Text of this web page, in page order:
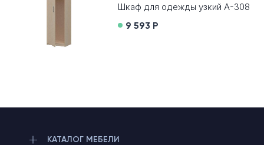
Шкаф для одежды узкий А-308
9 593 Р
КАТАЛОГ МЕБЕЛИ
Max